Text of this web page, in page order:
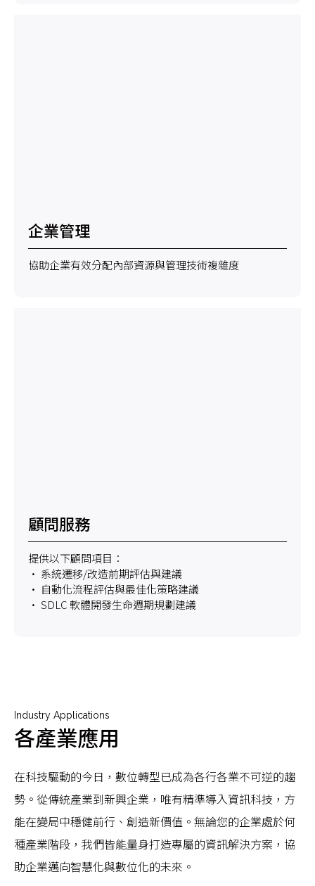
企業管理
協助企業有效分配內部資源與管理技術複雜度
顧問服務
提供以下顧問項目：
• 系統遷移/改造前期評估與建議
• 自動化流程評估與最佳化策略建議
• SDLC 軟體開發生命週期規劃建議
Industry Applications
各產業應用
在科技驅動的今日，數位轉型已成為各行各業不可逆的趨
勢。從傳統產業到新興企業，唯有精準導入資訊科技，方
能在變局中穩健前行、創造新價值。無論您的企業處於何
種產業階段，我們皆能量身打造專屬的資訊解決方案，協
助企業邁向智慧化與數位化的未來。